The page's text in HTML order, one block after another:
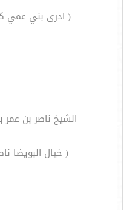
( ادرى بني عمي
الشيخ ناصر بن عمر
( خيال البويضا